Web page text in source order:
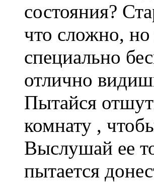
состояния?
что сложно,
специально
отлично
Пытайся
комнату ,
Выслушай ее
пытается